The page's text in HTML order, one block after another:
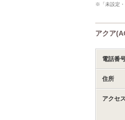
※「未設定・
アクア
電話番
住所
アクセ